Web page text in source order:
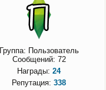
Группа: Пользователь
Сообщений: 72
Награды: 24
Репутация: 338